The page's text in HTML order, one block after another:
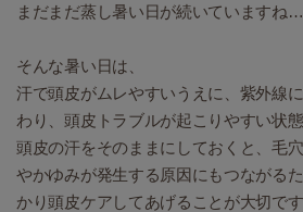
まだまだ蒸し暑い日が続いていますね
そんな暑い日は、
汗で頭皮がムレやすいうえに、紫外線
わり、頭皮トラブルが起こりやすい状態
頭皮の汗をそのままにしておくと、毛
やかゆみが発生する原因にもつながる
かり頭皮ケアしてあげることが大切です